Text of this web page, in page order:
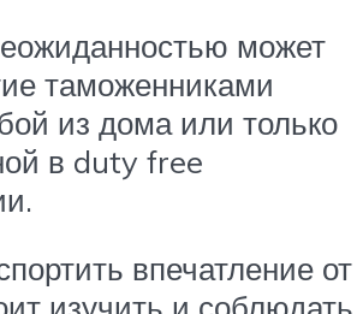
может
таможенниками
из дома или только
в duty free
впечатление от